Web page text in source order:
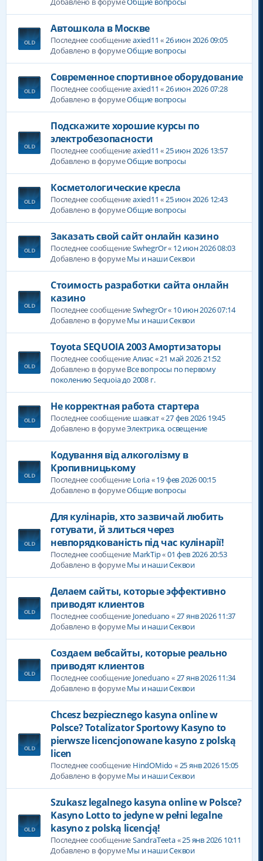
Автошкола в Москве
Последнее сообщениеaxied11 « 26 июн 2026 09:05
Добавлено в форумеОбщие вопросы
Современное спортивное оборудование
Последнее сообщениеaxied11 « 26 июн 2026 07:28
Добавлено в форумеОбщие вопросы
Подскажите хорошие курсы по
электробезопасности
Последнее сообщениеaxied11 « 25 июн 2026 13:57
Добавлено в форумеОбщие вопросы
Косметологические кресла
Последнее сообщениеaxied11 « 25 июн 2026 12:43
Добавлено в форумеОбщие вопросы
Заказать свой сайт онлайн казино
Последнее сообщениеSwhegrOr« 12 июн 2026 08:03
Добавлено в форумеМы и наши Секвои
Стоимость разработки сайта онлайн
казино
Последнее сообщениеSwhegrOr« 10 июн 2026 07:14
Добавлено в форумеМы и наши Секвои
Toyota SEQUOIA 2003 Амортизаторы
Последнее сообщениеАлиас«21 май 2026 21:52
Добавлено в форумеВсе вопросы по первому
поколению Sequoia до 2008 г.
Не корректная работа стартера
Последнее сообщение шавкат«27 фев 2026 19:45
Добавлено в форумеЭлектрика, освещение
Кодування від алкоголізму в
Кропивницькому
Последнее сообщение Loria«19 фев 2026 00:15
Добавлено в форумеОбщие вопросы
Для кулінарів, хто зазвичай любить
готувати, й злиться через
невпорядкованість під час кулінарії!
Последнее сообщение MarkTip«01 фев 2026 20:53
Добавлено в форумеМы и наши Секвои
Делаем сайты, которые эффективно
приводят клиентов
Последнее сообщение Joneduano « 27 янв 2026 11:37
Добавлено в форумеМы и наши Секвои
Создаем вебсайты, которые реально
приводят клиентов
Последнее сообщение Joneduano « 27 янв 2026 11:34
Добавлено в форумеМы и наши Секвои
Chcesz bezpiecznego kasyna online w
Polsce? Totalizator Sportowy Kasyno to
pierwsze licencjonowane kasyno z polską
licen
Последнее сообщение HindOMido « 25 янв 2026 15:05
Добавлено в форумеМы и наши Секвои
Szukasz legalnego kasyna online w Polsce?
Kasyno Lotto to jedyne w pełni legalne
kasyno z polską licencją!
Последнее сообщениеSandraTeeta«25 янв 2026 10:11
Добавлено в форумеМы и наши Секвои